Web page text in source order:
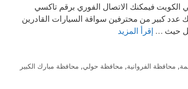
الكويت فيمكنك الاتصال الفوري برقم تاكسي
عدد كبير من محترفين سواقة السيارات القادرين
حيث … إقرأ المزيد
, محافظة الفروانية, محافظة حولي, محافظة مبارك الكبير